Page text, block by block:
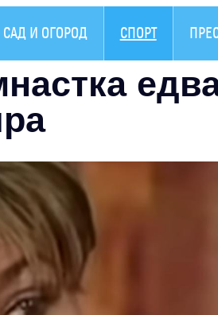
САД И ОГОРОД СПОРТ